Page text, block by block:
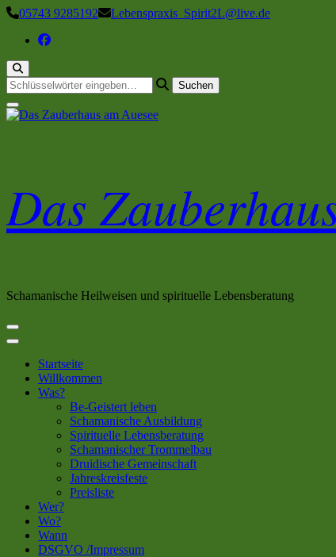
Zum
springen
05743 9285192 Lebenspraxis_Spirit2L@live.de
Suchst
du
nach
Das
Schamanische Heilweisen und spirituelle Lebensberatung
Startseite
Willkommen
Was?
Be-Geistert leben
Schamanische Ausbildung
Spirituelle Lebensberatung
Schamanischer Trommelbau
Druidische Gemeinschaft
Jahreskreisfeste
Preisliste
Wer?
Wo?
Wann
DSGVO /Impressum